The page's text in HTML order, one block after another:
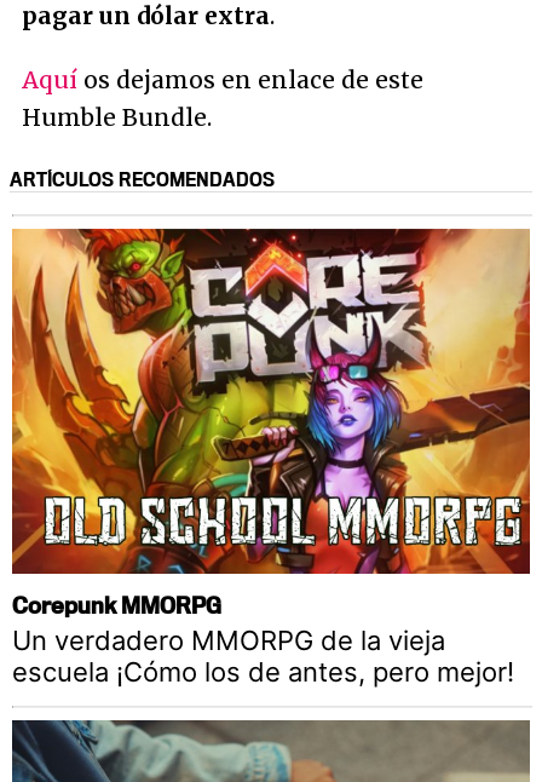
pagar un dólar extra.
Aquí os dejamos en enlace de este
Humble Bundle.
ARTÍCULOS RECOMENDADOS
Corepunk MMORPG
Un verdadero MMORPG de la vieja
escuela ¡Cómo los de antes, pero mejor!